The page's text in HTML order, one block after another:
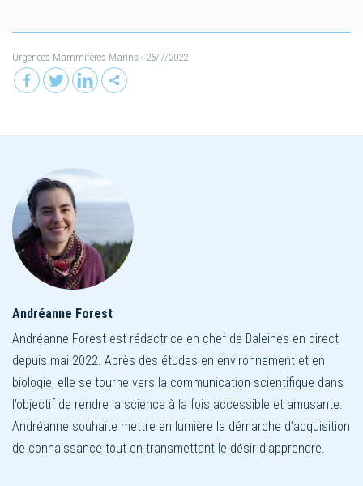
Urgences Mammifères Marins - 26/7/2022
Andréanne Forest
Andréanne Forest est rédactrice en chef de Baleines en direct
depuis mai 2022. Après des études en environnement et en
biologie, elle se tourne vers la communication scientifique dans
l’objectif de rendre la science à la fois accessible et amusante.
Andréanne souhaite mettre en lumière la démarche d’acquisition
de connaissance tout en transmettant le désir d’apprendre.